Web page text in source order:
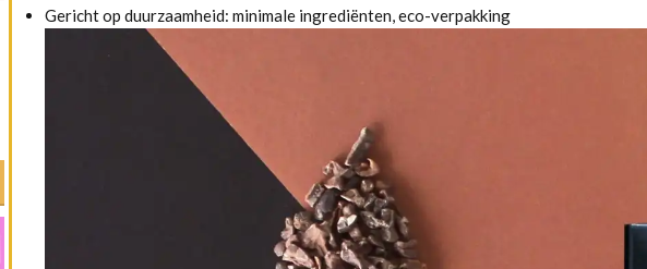
Gericht op duurzaamheid: minimale ingrediënten, eco-verpakking